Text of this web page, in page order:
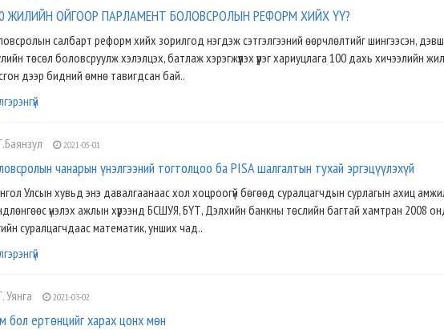
ЖИЛИЙН ОЙГООР ПАРЛАМЕНТ БОЛОВСРОЛЫН РЕФОРМ ХИЙХ ҮҮ?
салбарт реформ хийх зорилгод нэгдэж сэтгэлгээний өөрчлөлтийг шингээсэн,
төсөл боловсруулж хэлэлцэх, батлаж хэрэгжүүлэх үүрэг хариуцлага 100 дахь хичээлийн
дээр бидний өмнө тавигдсан бай..
2021-05-01
чанарын үнэлгээний тогтолцоо ба PISA шалгалтын тухай эргэцүүлэхүй
Улсын хувьд энэ давалгаанаас хол хоцроогүй бөгөөд суралцагчдын сурлагын ахиц
үнэлэх ажлын хүрээнд БСШУЯ, БҮТ, Дэлхийн банкны төслийн багтай хамтран 2008
суралцагчдаас математик, унших чад..
Уянга 2021-03-02
бол ертөнцийг харах цонх мөн